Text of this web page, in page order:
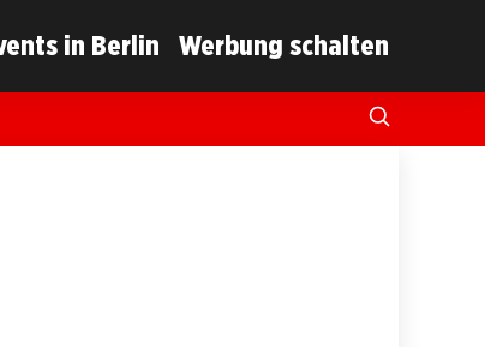
in Berlin Werbung schalten